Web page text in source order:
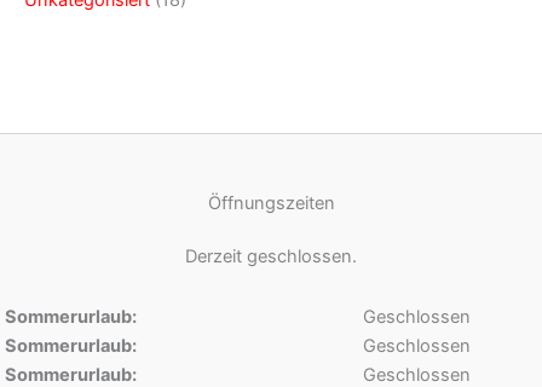
Öffnungszeiten
Derzeit geschlossen.
Sommerurlaub:
Geschlossen
Sommerurlaub:
Geschlossen
Sommerurlaub:
Geschlossen